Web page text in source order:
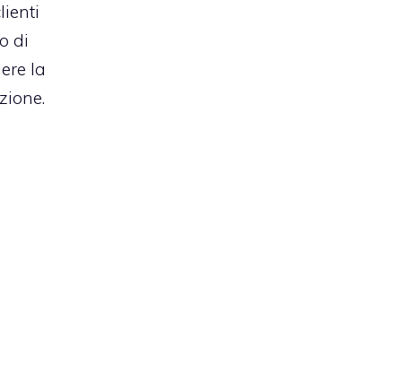
di
la